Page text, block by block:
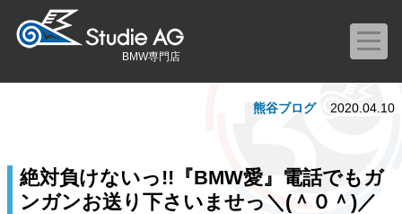
BMW専門店
絶対負けないっ!!『BMW愛』電話でもガ
ンガンお送り下さいませっ＼(＾０＾)／
熊谷ブログ 2020.04.10